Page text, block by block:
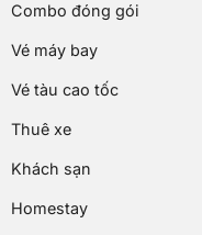
Combo đóng gói
Vé máy bay
Vé tàu cao tốc
Thuê xe
Khách sạn
Homestay